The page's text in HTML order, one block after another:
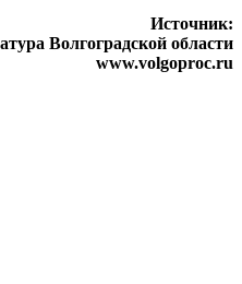
Источник:
Волгоградской области
www.volgoproc.ru